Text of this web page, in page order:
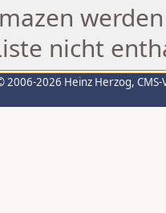
nicht
2006-2026 Heinz Herzog,